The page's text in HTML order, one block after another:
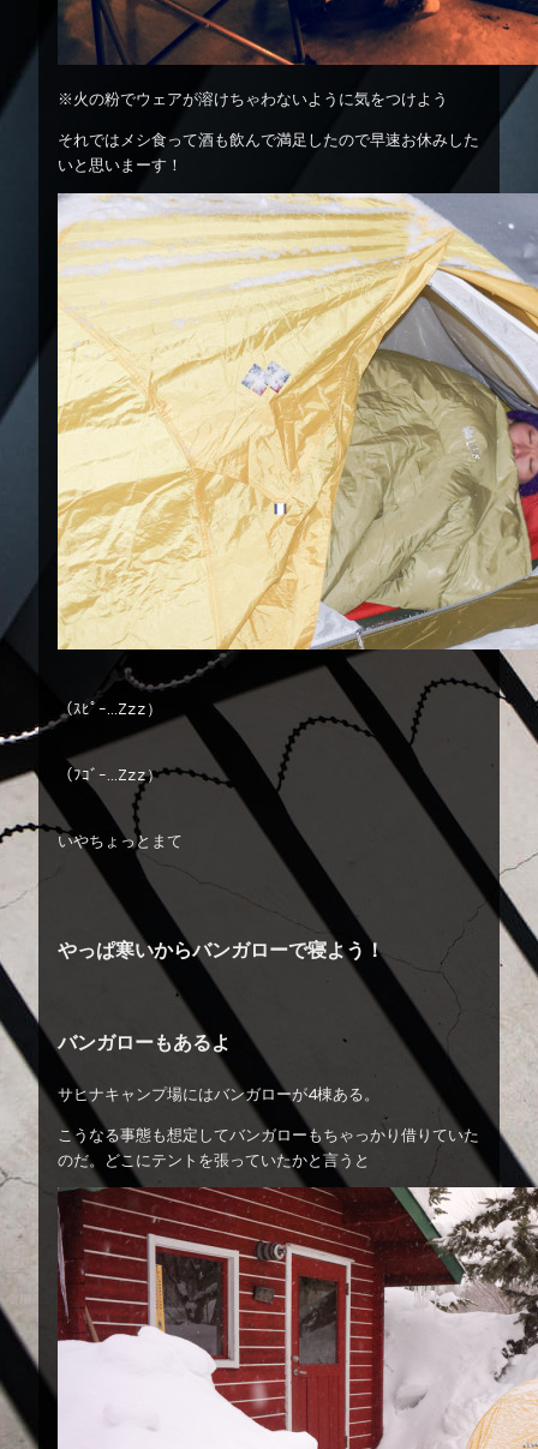
※火の粉でウェアが溶けちゃわないように気をつけよう
それではメシ食って酒も飲んで満足したので早速お休みした
いと思いまーす！
（ｽﾋﾟｰ…Zzz）
（ﾌｺﾞｰ…Zzz）
いやちょっとまて
やっぱ寒いからバンガローで寝よう！
バンガローもあるよ
サヒナキャンプ場にはバンガローが4棟ある。
こうなる事態も想定してバンガローもちゃっかり借りていた
のだ。どこにテントを張っていたかと言うと